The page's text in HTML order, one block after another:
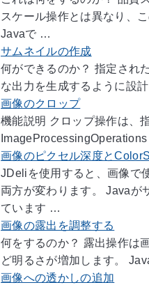
スケール操作とは異なり、
Javaで …
サムネイルの作成
何ができるのか？ 指定され
な出力を生成するように設
画像のクロップ
機能説明 クロップ操作は、
画像のピクセル深度と
JDeliを使用すると、画像で
両方が変わります。 Javaが
ています …
画像の露出を調整する
何をするのか？ 露出操作は
ど明るさが増加します。
画像への透かしの追加